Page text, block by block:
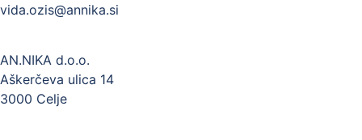
vida.ozis@annika.si
AN.NIKA d.o.o.
Aškerčeva ulica 14
3000 Celje